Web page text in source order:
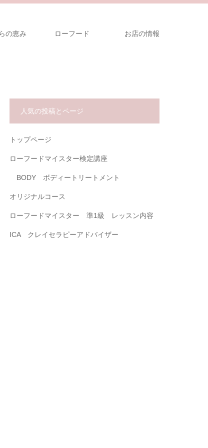
恵み ローフード お店の情報
人気の投稿とページ
トップページ
ローフードマイスター検定講座
BODY ボディートリートメント
オリジナルコース
ローフードマイスター 準1級 レッスン内容
ICA クレイセラピーアドバイザー